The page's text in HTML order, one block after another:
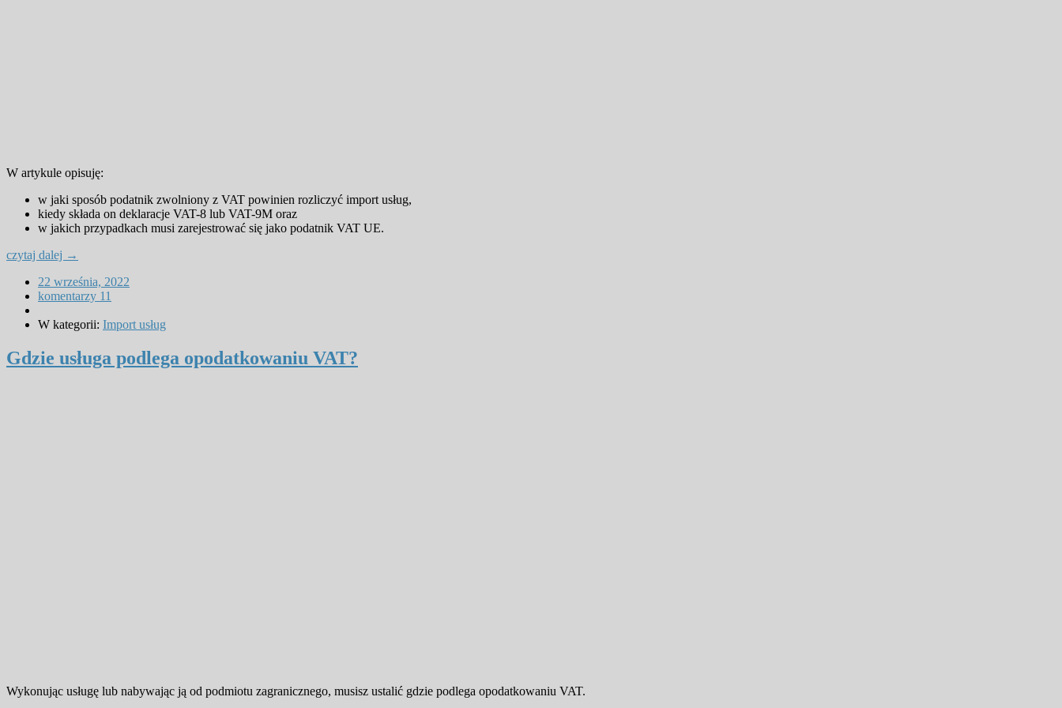
W artykule opisuję:
w jaki sposób podatnik zwolniony z VAT powinien rozliczyć import usług,
kiedy składa on deklaracje VAT-8 lub VAT-9M oraz
w jakich przypadkach musi zarejestrować się jako podatnik VAT UE.
czytaj dalej →
22 września, 2022
komentarzy 11
W kategorii: Import usług
Gdzie usługa podlega opodatkowaniu VAT?
Wykonując usługę lub nabywając ją od podmiotu zagranicznego, musisz ustalić gdzie podlega opodatkowaniu VAT.